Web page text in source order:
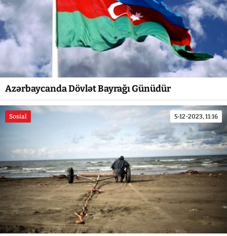
Azərbaycanda Dövlət Bayrağı Günüdür
Sosial 5-12-2023, 11:16